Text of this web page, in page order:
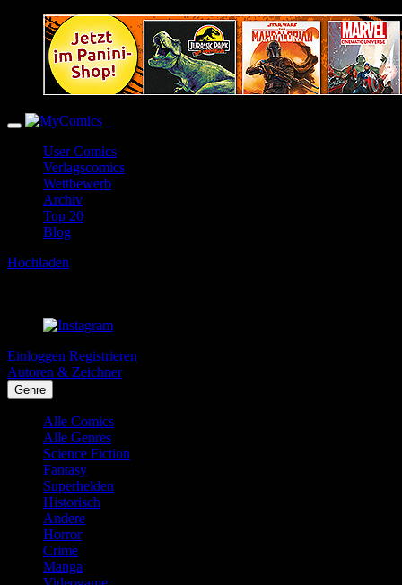
User Comics
Verlagscomics
Wettbewerb
Archiv
Top 20
Blog
Hochladen
Einloggen Registrieren
Autoren & Zeichner
Genre
Alle Comics
Alle Genres
Science Fiction
Fantasy
Superhelden
Historisch
Andere
Horror
Crime
Manga